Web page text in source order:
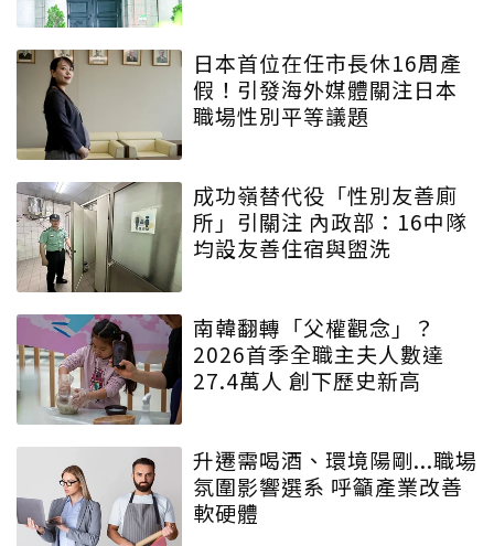
日本首位在任市長休16周產
假！引發海外媒體關注日本
職場性別平等議題
成功嶺替代役「性別友善廁
所」引關注 內政部：16中隊
均設友善住宿與盥洗
南韓翻轉「父權觀念」？
2026首季全職主夫人數達
27.4萬人 創下歷史新高
升遷需喝酒、環境陽剛...職場
氛圍影響選系 呼籲產業改善
軟硬體